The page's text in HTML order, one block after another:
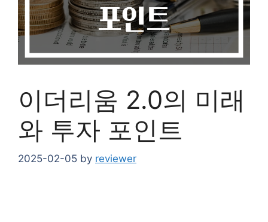
이더리움 2.0의 미래
와 투자 포인트
2025-02-05 by reviewer